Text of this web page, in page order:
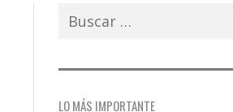
Buscar:
LO MÁS IMPORTANTE